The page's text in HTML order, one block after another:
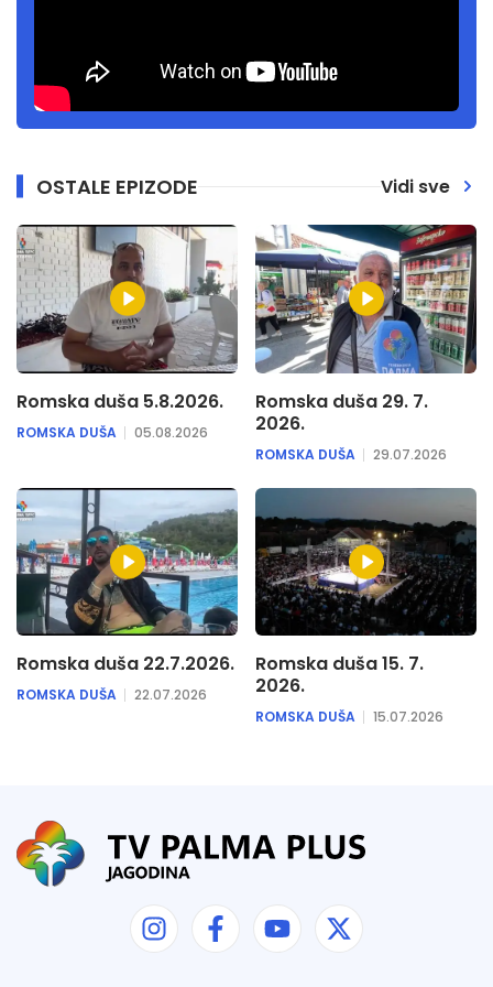
OSTALE EPIZODE Vidi sve
Romska duša 5.8.2026.
ROMSKA DUŠA 05.08.2026
Romska duša 29. 7.
2026.
ROMSKA DUŠA 29.07.2026
Romska duša 22.7.2026.
ROMSKA DUŠA 22.07.2026
Romska duša 15. 7.
2026.
ROMSKA DUŠA 15.07.2026